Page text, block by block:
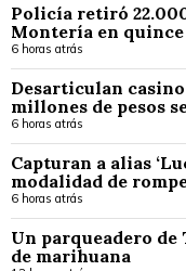
Policía retiró
Montería en quince
6 horas atrás
Desarticulan
millones de pesos
6 horas atrás
Capturan a alias
modalidad de
6 horas atrás
Un parqueadero de
de marihuana